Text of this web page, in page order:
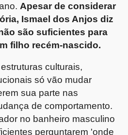
Apesar de considerar
Ismael dos Anjos diz
são suficientes para
filho recém-nascido.
culturais,
só vão mudar
sua parte nas
de comportamento.
no banheiro masculino
perguntarem 'onde